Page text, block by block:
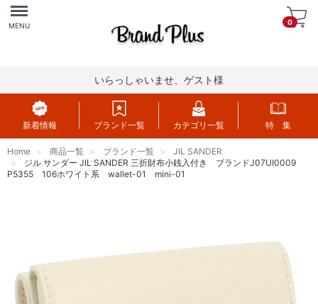
Menu
MENU 0
いらっしゃいませ、ゲスト様
新着情報 ブランド一覧 カテゴリ一覧 特 集
Home 商品一覧 ブランド一覧
JIL SANDER
ジル サンダー JIL SANDER 三折財布小銭入付き ブランドJ07UI0009
P5355 106ホワイト系 wallet-01 mini-01